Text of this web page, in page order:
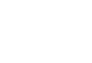
kaip
barjerą ir
savo